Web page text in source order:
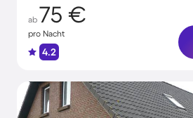
ab 75 €
pro Nacht
4.2